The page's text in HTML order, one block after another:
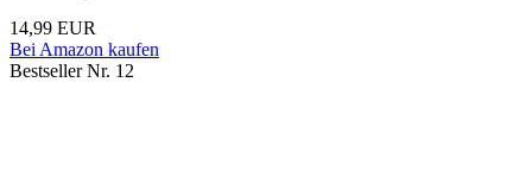
14,99 EUR
Bei Amazon kaufen
Bestseller Nr. 12